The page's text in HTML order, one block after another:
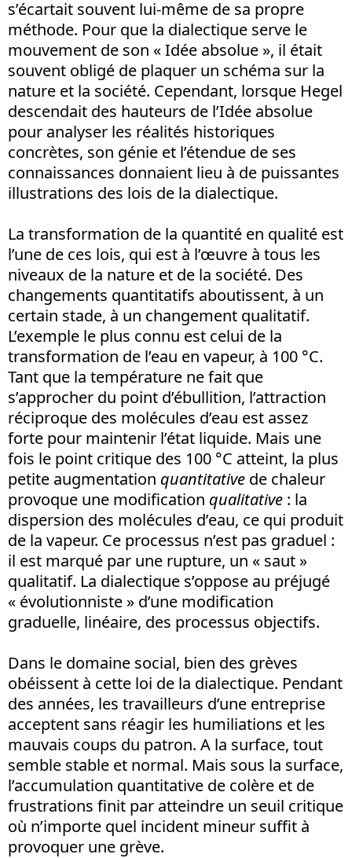
s’écartait souvent lui-même de sa propre
méthode. Pour que la dialectique serve le
mouvement de son « Idée absolue », il était
souvent obligé de plaquer un schéma sur la
nature et la société. Cependant, lorsque Hegel
descendait des hauteurs de l’Idée absolue
pour analyser les réalités historiques
concrètes, son génie et l’étendue de ses
connaissances donnaient lieu à de puissantes
illustrations des lois de la dialectique.
La transformation de la quantité en qualité est
l’une de ces lois, qui est à l’œuvre à tous les
niveaux de la nature et de la société. Des
changements quantitatifs aboutissent, à un
certain stade, à un changement qualitatif.
L’exemple le plus connu est celui de la
transformation de l’eau en vapeur, à 100 °C.
Tant que la température ne fait que
s’approcher du point d’ébullition, l’attraction
réciproque des molécules d’eau est assez
forte pour maintenir l’état liquide. Mais une
fois le point critique des 100 °C atteint, la plus
petite augmentation quantitative de chaleur
provoque une modification qualitative : la
dispersion des molécules d’eau, ce qui produit
de la vapeur. Ce processus n’est pas graduel :
il est marqué par une rupture, un « saut »
qualitatif. La dialectique s’oppose au préjugé
« évolutionniste » d’une modification
graduelle, linéaire, des processus objectifs.
Dans le domaine social, bien des grèves
obéissent à cette loi de la dialectique. Pendant
des années, les travailleurs d’une entreprise
acceptent sans réagir les humiliations et les
mauvais coups du patron. A la surface, tout
semble stable et normal. Mais sous la surface,
l’accumulation quantitative de colère et de
frustrations finit par atteindre un seuil critique
où n’importe quel incident mineur suffit à
provoquer une grève.